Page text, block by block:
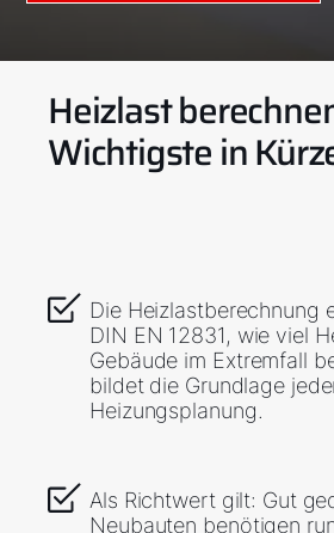
Heizlast
Wichtigste in
Die Heizlastberechnung
DIN EN 12831, wie viel
Gebäude im Extremfall
bildet die Grundlage
Heizungsplanung.
Als Richtwert gilt: Gut
Neubauten benötigen